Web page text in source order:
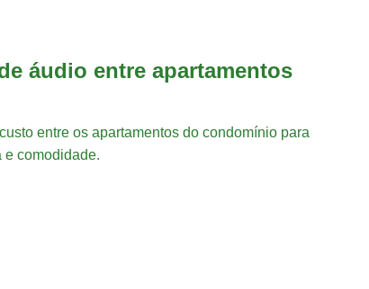
áudio entre apartamentos
entre os apartamentos do condomínio para
e comodidade.